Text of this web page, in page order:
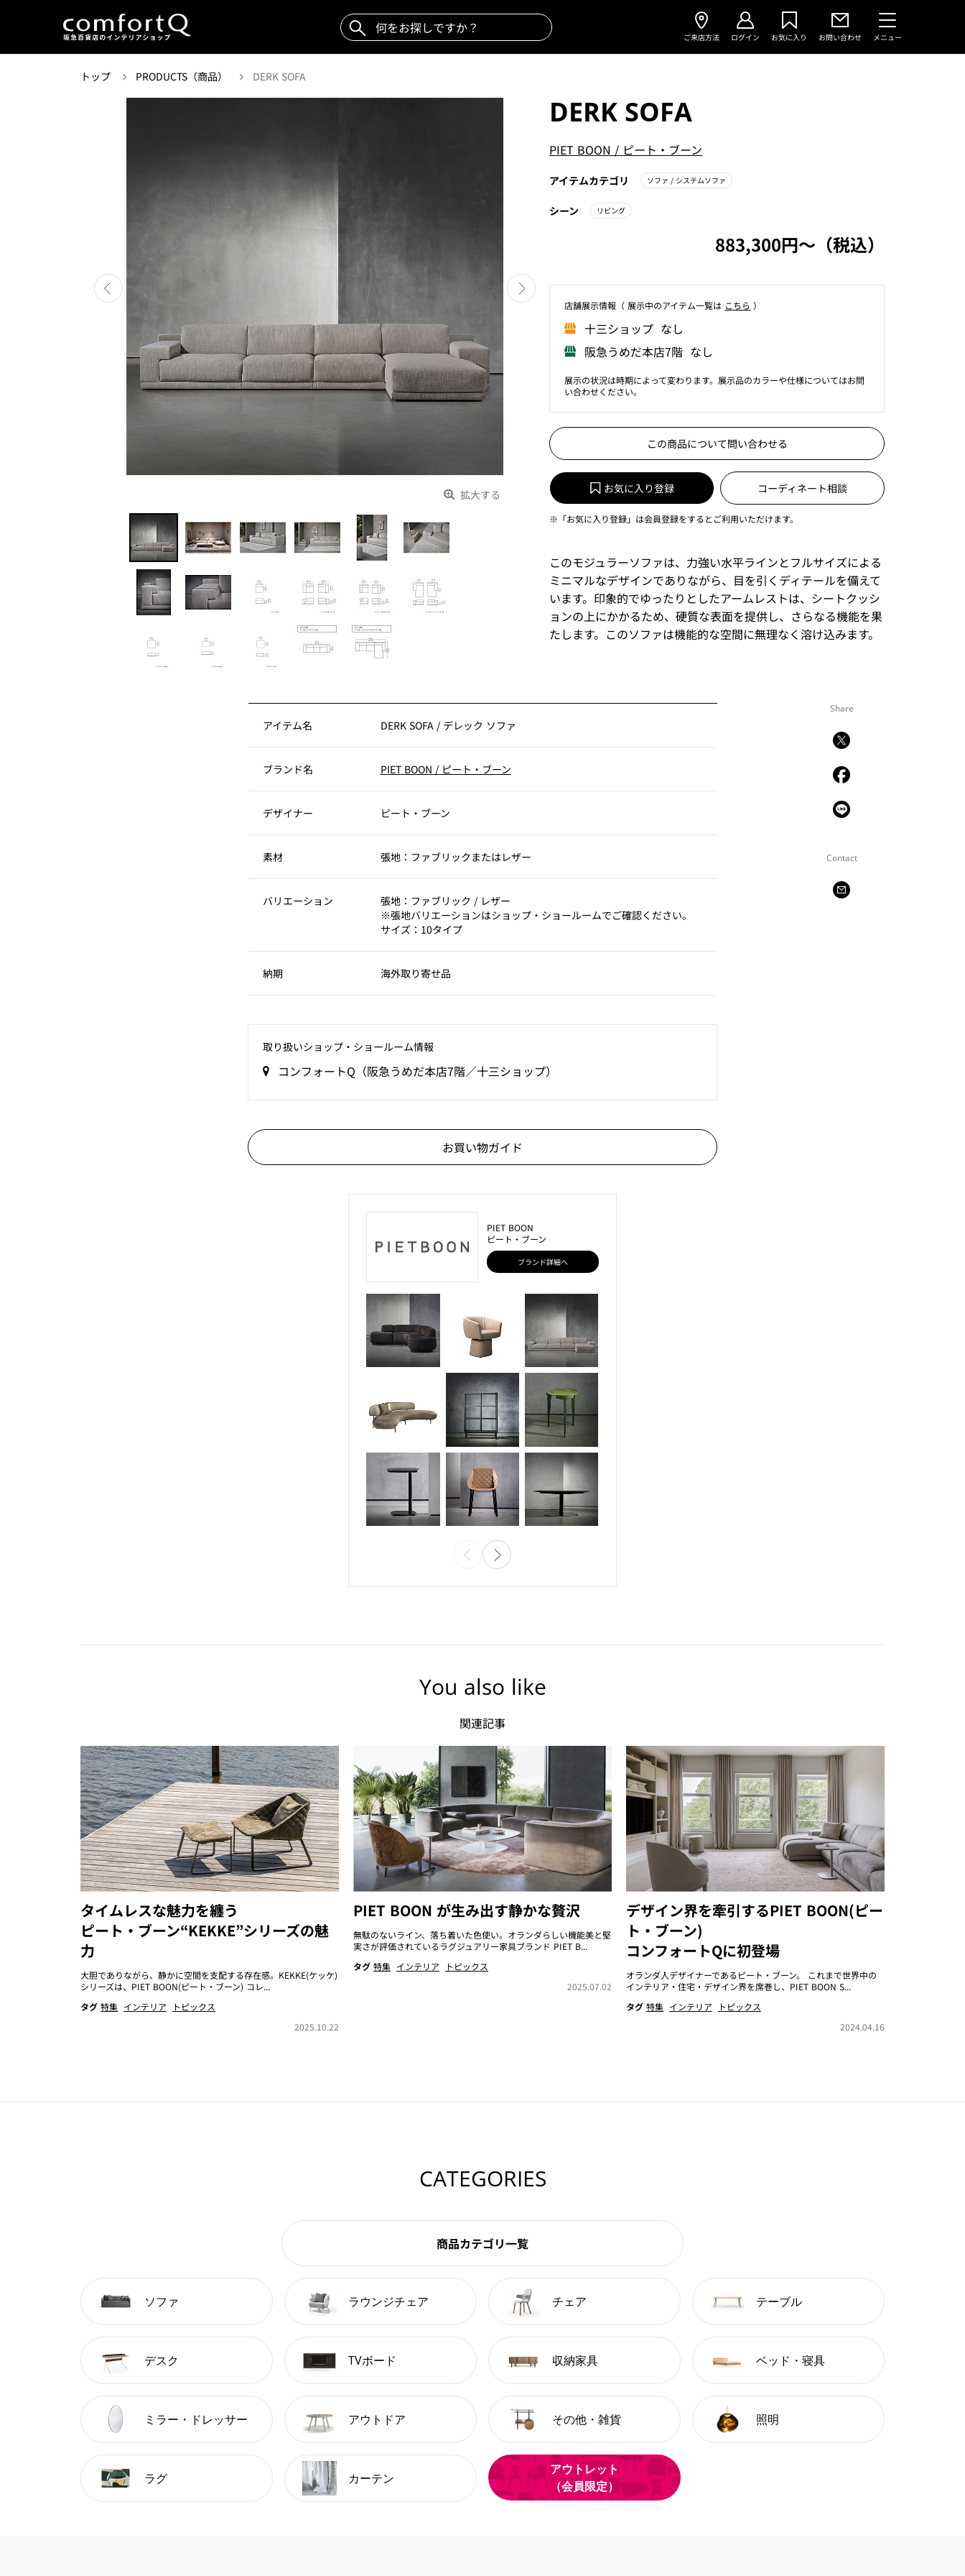
ご来店方法 ログイン お気に入り お問い合わせ メニュー
トップ PRODUCTS（商品） DERK SOFA
拡大する
DERK SOFA
PIET BOON / ピート・ブーン
アイテムカテゴリ ソファ/ システムソファ
シーン リビング
883,300円〜（税込）
店舗展⽰情報（ 展⽰中のアイテム⼀覧は こちら ）
⼗三ショップ なし
阪急うめだ本店7階 なし
展示の状況は時期によって変わります。展示品のカラーや仕様についてはお問
い合わせください。
この商品について問い合わせる
お気に入り登録 コーディネート相談
※「お気に入り登録」は会員登録をするとご利用いただけます。
このモジュラーソファは、⼒強い⽔平ラインとフルサイズによる
ミニマルなデザインでありながら、⽬を引くディテールを備えて
います。印象的でゆったりとしたアームレストは、シートクッシ
ョンの上にかかるため、硬質な表⾯を提供し、さらなる機能を果
たします。このソファは機能的な空間に無理なく溶け込みます。
Share
Contact
アイテム名 DERK SOFA / デレック ソファ
ブランド名 PIET BOON / ピート・ブーン
デザイナー ピート・ブーン
素材 張地：ファブリックまたはレザー
バリエーション
張地：ファブリック / レザー
※張地バリエーションはショップ・ショールームでご確認ください。
サイズ：10タイプ
納期 海外取り寄せ品
取り扱いショップ‧ショールーム情報
コンフォートQ（阪急うめだ本店7階／十三ショップ）
お買い物ガイド
PIET BOON
ピート・ブーン
ブランド詳細へ
You also like
関連記事
タイムレスな魅力を纏う
ピート・ブーン“KEKKE”シリーズの魅
力
大胆でありながら、静かに空間を支配する存在感。KEKKE(ケッケ)
シリーズは、PIET BOON(ピート・ブーン) コレ...
タグ 特集 インテリア
トピックス
2025.10.22
PIET BOON が生み出す静かな贅沢
無駄のないライン、落ち着いた色使い。オランダらしい機能美と堅
実さが評価されているラグジュアリー家具ブランド PIET B...
タグ 特集 インテリア
トピックス
2025.07.02
デザイン界を牽引するPIET BOON(ピー
ト・ブーン)
コンフォートQに初登場
オランダ人デザイナーであるピート・ブーン。 これまで世界中の
インテリア・住宅・デザイン界を席巻し、PIET BOON S...
タグ 特集 インテリア
トピックス
2024.04.16
CATEGORIES
商品カテゴリ一覧
ソファ ラウンジチェア チェア テーブル
デスク TVボード 収納家具 ベッド・寝具
ミラー・ドレッサー アウトドア その他・雑貨 照明
ラグ カーテン
アウトレット
（会員限定）